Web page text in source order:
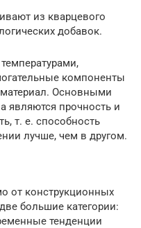
из кварцевого
добавок.
компоненты
материал. Основными
являются прочность и
т. е. способность
лучше, чем в другом.
от конструкционных
большие категории:
тенденции